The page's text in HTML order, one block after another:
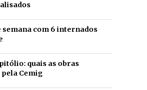
semana com 6 internados
quais as obras
Cemig